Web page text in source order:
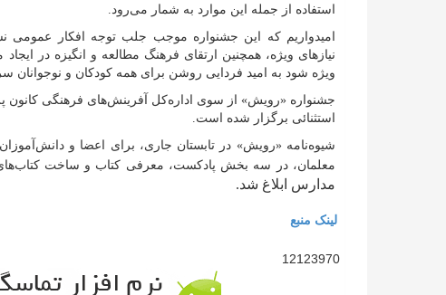
استفاده از جمله این موارد به شمار می‌رود.
امیدواریم که این جشنواره موجب جلب توجه افکار عمومی
نیاز‌های ویژه، همچنین ارتقای فرهنگ مطالعه و انگیزه در
ویژه شود به امید فردایی روشن برای همه کودکان و نوجوانان
جشنواره «رویش» از سوی اداره‌کل آفرینش‌های فرهنگی
استثنائی برگزار شده است.
شیوه‌نامه «رویش» در تابستان جاری، برای اعضا و
معلمان، در سه بخش پادکست، معرفی کتاب و ساخت
مدارس ابلاغ شد.
لینک منبع
12123970